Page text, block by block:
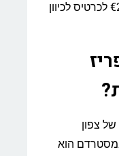
להגיע בקלות ל-€150 ואף ל-€220 לכרטיס לכיוון
צפון
הוא